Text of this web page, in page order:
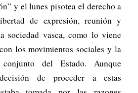
y el lunes pisotea el derecho a
de expresión, reunión y
sociedad vasca, como lo viene
los movimientos sociales y la
del Estado. Aunque
de proceder a estas